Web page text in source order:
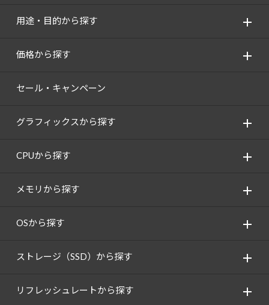
用途・目的から探す
価格から探す
セール・キャンペーン
グラフィックスから探す
CPUから探す
メモリから探す
OSから探す
ストレージ（SSD）から探す
リフレッシュレートから探す